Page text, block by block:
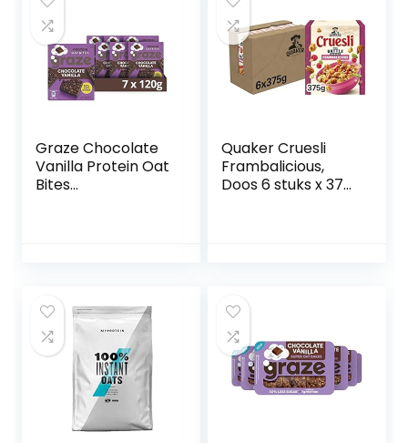
Graze Chocolate
Vanilla Protein Oat
Bites
Quaker Cruesli
Frambalicious,
Doos 6 stuks x 375